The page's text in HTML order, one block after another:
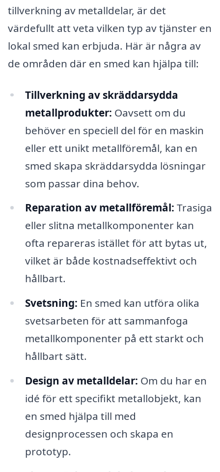
tillverkning av metalldelar, är det
värdefullt att veta vilken typ av tjänster en
lokal smed kan erbjuda. Här är några av
de områden där en smed kan hjälpa till:
Tillverkning av skräddarsydda
metallprodukter: Oavsett om du
behöver en speciell del för en maskin
eller ett unikt metallföremål, kan en
smed skapa skräddarsydda lösningar
som passar dina behov.
Reparation av metallföremål: Trasiga
eller slitna metallkomponenter kan
ofta repareras istället för att bytas ut,
vilket är både kostnadseffektivt och
hållbart.
Svetsning: En smed kan utföra olika
svetsarbeten för att sammanfoga
metallkomponenter på ett starkt och
hållbart sätt.
Design av metalldelar: Om du har en
idé för ett specifikt metallobjekt, kan
en smed hjälpa till med
designprocessen och skapa en
prototyp.